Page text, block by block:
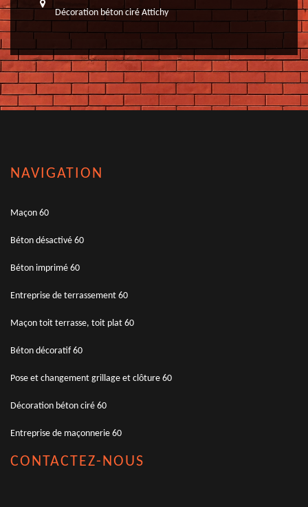
Décoration béton ciré Attichy
NAVIGATION
Maçon 60
Béton désactivé 60
Béton imprimé 60
Entreprise de terrassement 60
Maçon toit terrasse, toit plat 60
Béton décoratif 60
Pose et changement grillage et clôture 60
Décoration béton ciré 60
Entreprise de maçonnerie 60
CONTACTEZ-NOUS